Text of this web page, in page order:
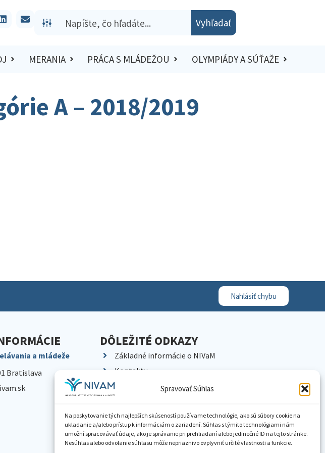
Spravovať Súhlas
Na poskytovanie tých najlepších skúseností používame technológie, ako sú súbory cookie na
ukladanie a/alebo prístup k informáciám o zariadení. Súhlas s týmito technológiami nám
umožní spracovávať údaje, ako je správanie pri prehliadaní alebo jedinečné ID na tejto stránke.
Nesúhlas alebo odvolanie súhlasu môže nepriaznivo ovplyvniť určité vlastnosti a funkcie.
Vyhľadať
MERANIA PRÁCA S MLÁDEŽOU OLYMPIÁDY A SÚŤAŽE
A – 2018/2019
Nahlásiť chybu
a mládeže
Bratislava
DÔLEŽITÉ ODKAZY
Základné informácie o NIVaM
Kontakty
Kariéra
Pracoviská NIVaM
Dokumenty inštitúcie
Knižnica